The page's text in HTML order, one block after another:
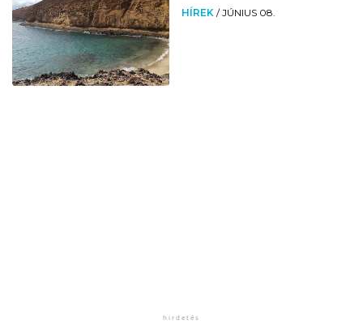
HÍREK /JÚNIUS 08.